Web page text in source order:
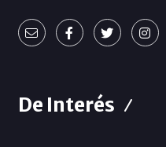
De Interés